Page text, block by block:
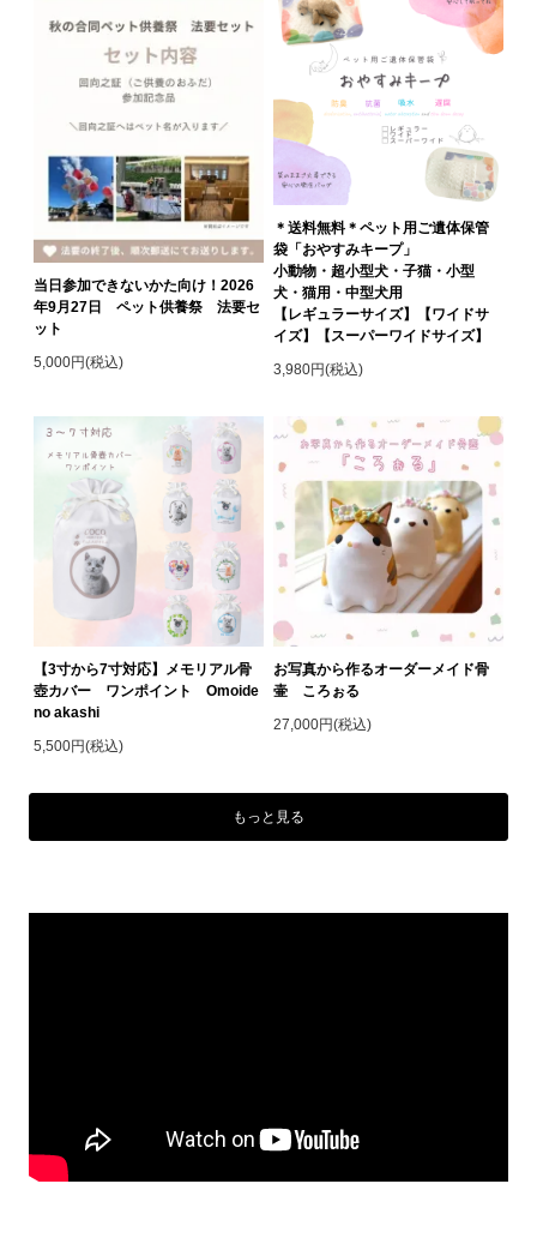
当日参加できないかた向け！2026
年9月27日 ペット供養祭 法要セ
ット
5,000円(税込)
＊送料無料＊ペット用ご遺体保管
袋「おやすみキープ」
小動物・超小型犬・子猫・小型
犬・猫用・中型犬用
【レギュラーサイズ】【ワイドサ
イズ】【スーパーワイドサイズ】
3,980円(税込)
【3寸から7寸対応】メモリアル骨
壺カバー ワンポイント Omoide
no akashi
5,500円(税込)
お写真から作るオーダーメイド骨
壷 ころぉる
27,000円(税込)
もっと見る